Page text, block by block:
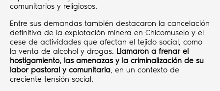
comunitarios y religiosos.
Entre sus demandas también destacaron la cancelación
definitiva de la explotación minera en Chicomuselo y el
cese de actividades que afectan el tejido social, como
la venta de alcohol y drogas. Llamaron a frenar el
hostigamiento, las amenazas y la criminalización de su
labor pastoral y comunitaria, en un contexto de
creciente tensión social.